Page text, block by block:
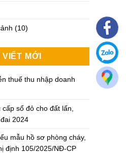
(10)
VIẾT MỚI
thuế thu nhập doanh
sổ đỏ cho đất lấn,
2024
mẫu hồ sơ phòng cháy,
định 105/2025/NĐ-CP